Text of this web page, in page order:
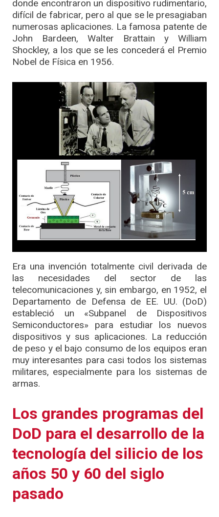
donde encontraron un dispositivo rudimentario,
difícil de fabricar, pero al que se le presagiaban
numerosas aplicaciones. La famosa patente de
John Bardeen, Walter Brattain y William
Shockley, a los que se les concederá el Premio
Nobel de Física en 1956.
Era una invención totalmente civil derivada de
las necesidades del sector de las
telecomunicaciones y, sin embargo, en 1952, el
Departamento de Defensa de EE. UU. (DoD)
estableció un «Subpanel de Dispositivos
Semiconductores» para estudiar los nuevos
dispositivos y sus aplicaciones. La reducción
de peso y el bajo consumo de los equipos eran
muy interesantes para casi todos los sistemas
militares, especialmente para los sistemas de
armas.
Los grandes programas del
DoD para el desarrollo de la
tecnología del silicio de los
años 50 y 60 del siglo
pasado